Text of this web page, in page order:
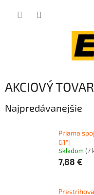
AKCIOVÝ
Najpredávanejšie
Priama
G1"i
Skladom (7
7,88 €